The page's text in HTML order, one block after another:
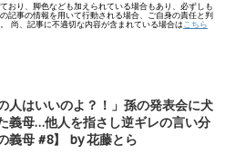
おり、脚色なども加えられている場合もあり、必ずしも
記事の情報を用いて行動される場合、ご自身の責任と判
尚、記事に不適切な内容が含まれている場合は こちら
人はいいのよ？！」孫の発表会に犬
義母…他人を指さし逆ギレの言い分
義母 #8】 by 花藤とら